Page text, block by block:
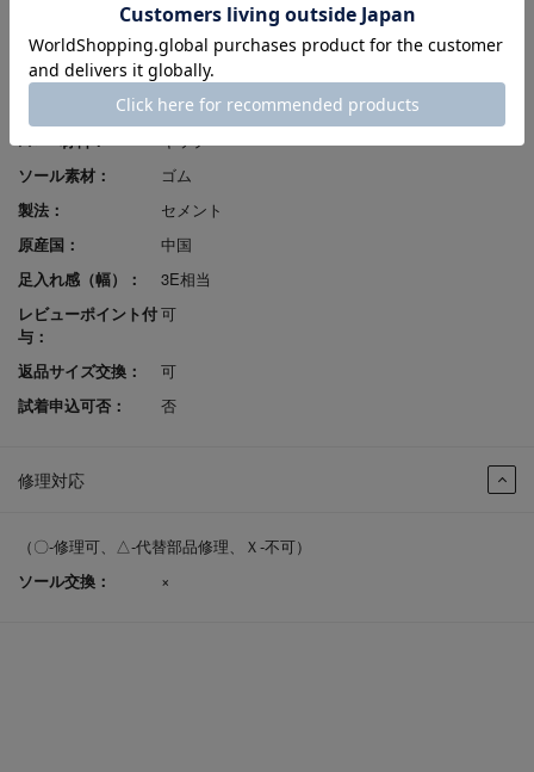
色：
BLACK
性別：
紳士
発売シーズン：
2026S/S
ｱｯﾊﾟｰ材料：
キップ
ソール素材：
ゴム
製法：
セメント
原産国：
中国
足入れ感（幅）：
3E相当
レビューポイント付
与：
可
返品サイズ交換：
可
試着申込可否：
否
修理対応
（〇-修理可、△-代替部品修理、Ｘ-不可）
ソール交換：
×